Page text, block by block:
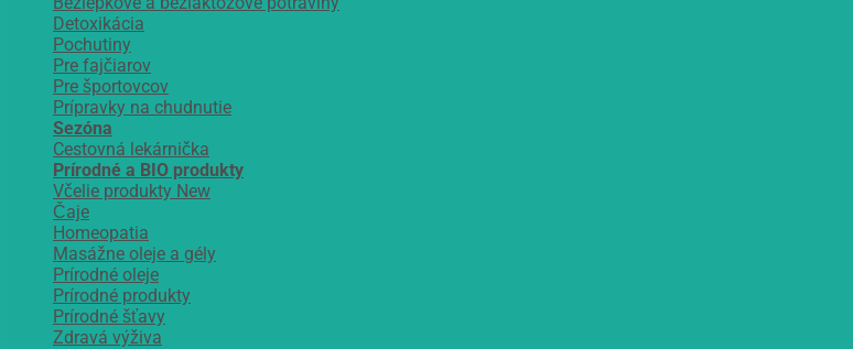
Detoxikácia
Pochutiny
Pre fajčiarov
Pre športovcov
Prípravky na chudnutie
Sezóna
Cestovná lekárnička
Prírodné a BIO produkty
Včelie produkty
Čaje
Homeopatia
Masážne oleje a gély
Prírodné oleje
Prírodné produkty
Prírodné šťavy
Zdravá výživa